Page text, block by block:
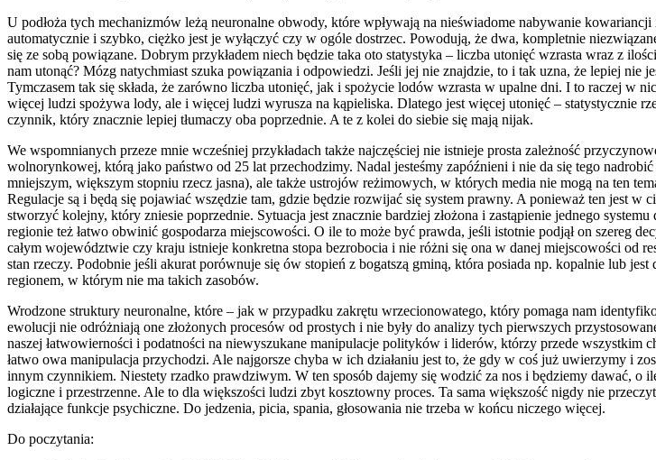
U podłoża tych mechanizmów leżą neuronalne obwody, które wpływają na nieświadome nabywanie
automatycznie i szybko, ciężko jest je wyłączyć czy w ogóle dostrzec. Powodują, że dwa, kompletnie
się ze sobą powiązane. Dobrym przykładem niech będzie taka oto statystyka – liczba utonięć wzrasta wraz z
nam utonąć? Mózg natychmiast szuka powiązania i odpowiedzi. Jeśli jej nie znajdzie, to i tak uzna, że lepiej
Tymczasem tak się składa, że zarówno liczba utonięć, jak i spożycie lodów wzrasta w upalne dni. I to raczej
więcej ludzi spożywa lody, ale i więcej ludzi wyrusza na kąpieliska. Dlatego jest więcej utonięć – statystycznie
czynnik, który znacznie lepiej tłumaczy oba poprzednie. A te z kolei do siebie się mają nijak.
We wspomnianych przeze mnie wcześniej przykładach także najczęściej nie istnieje prosta zależność
wolnorynkowej, którą jako państwo od 25 lat przechodzimy. Nadal jesteśmy zapóźnieni i nie da się tego
mniejszym, większym stopniu rzecz jasna), ale także ustrojów reżimowych, w których media nie mogą na ten
Regulacje są i będą się pojawiać wszędzie tam, gdzie będzie rozwijać się system prawny. A ponieważ ten jest
stworzyć kolejny, który zniesie poprzednie. Sytuacja jest znacznie bardziej złożona i zastąpienie jednego
regionie też łatwo obwinić gospodarza miejscowości. O ile to może być prawda, jeśli istotnie podjął on szereg
całym województwie czy kraju istnieje konkretna stopa bezrobocia i nie różni się ona w danej miejscowości od
stan rzeczy. Podobnie jeśli akurat porównuje się ów stopień z bogatszą gminą, która posiada np. kopalnie lub
regionem, w którym nie ma takich zasobów.
Wrodzone struktury neuronalne, które – jak w przypadku zakrętu wrzecionowatego, który pomaga nam
ewolucji nie odróżniają one złożonych procesów od prostych i nie były do analizy tych pierwszych
naszej łatwowierności i podatności na niewyszukane manipulacje polityków i liderów, którzy przede wszystkim
łatwo owa manipulacja przychodzi. Ale najgorsze chyba w ich działaniu jest to, że gdy w coś już uwierzymy i
innym czynnikiem. Niestety rzadko prawdziwym. W ten sposób dajemy się wodzić za nos i będziemy dawać, o
logiczne i przestrzenne. Ale to dla większości ludzi zbyt kosztowny proces. Ta sama większość nigdy nie
działające funkcje psychiczne. Do jedzenia, picia, spania, głosowania nie trzeba w końcu niczego więcej.
Do poczytania: